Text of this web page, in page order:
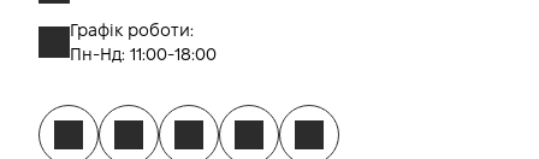
Графік роботи:
Пн-Нд: 11:00-18:00